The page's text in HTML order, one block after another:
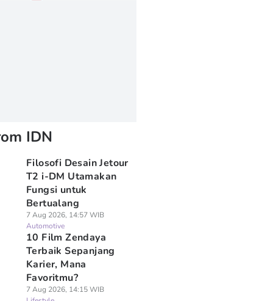
IDN
Filosofi Desain Jetour
T2 i-DM Utamakan
Fungsi untuk
Bertualang
7 Aug 2026, 14:57 WIB
Automotive
10 Film Zendaya
Terbaik Sepanjang
Karier, Mana
Favoritmu?
7 Aug 2026, 14:15 WIB